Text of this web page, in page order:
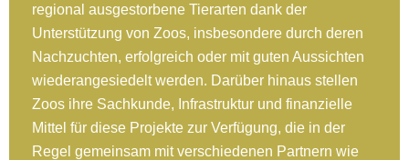
regional ausgestorbene Tierarten dank der
Unterstützung von Zoos, insbesondere durch deren
Nachzuchten, erfolgreich oder mit guten Aussichten
wiederangesiedelt werden. Darüber hinaus stellen
Zoos ihre Sachkunde, Infrastruktur und finanzielle
Mittel für diese Projekte zur Verfügung, die in der
Regel gemeinsam mit verschiedenen Partnern wie